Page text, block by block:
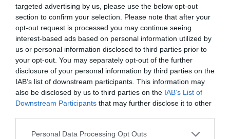
targeted advertising by us, please use the below opt-out
section to confirm your selection. Please note that after your
opt-out request is processed you may continue seeing
interest-based ads based on personal information utilized by
us or personal information disclosed to third parties prior to
your opt-out. You may separately opt-out of the further
disclosure of your personal information by third parties on the
IAB’s list of downstream participants. This information may
also be disclosed by us to third parties on the IAB’s List of
Downstream Participants that may further disclose it to other
Personal Data Processing Opt Outs
CAMPEÕES, SUBIDAS E DESCIDAS2025-26
JOGOS EM DIRETO
ÚLTIMOS
RESULTADOS
PRÓXIMOS
JOGOS
DO DIA